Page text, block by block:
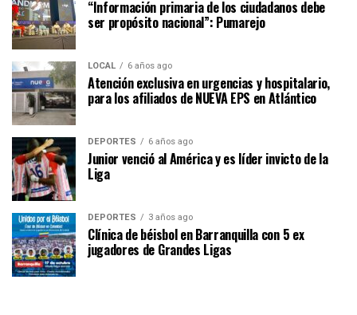
“Información primaria de los ciudadanos debe
ser propósito nacional”: Pumarejo
LOCAL 6 años ago
Atención exclusiva en urgencias y hospitalario,
para los afiliados de NUEVA EPS en Atlántico
DEPORTES 6 años ago
Junior venció al América y es líder invicto de la
Liga
DEPORTES 3 años ago
Clínica de béisbol en Barranquilla con 5 ex
jugadores de Grandes Ligas